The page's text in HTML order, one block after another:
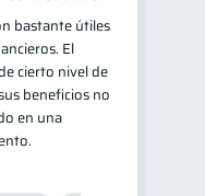
bastante útiles
El
cierto nivel de
beneficios no
en una